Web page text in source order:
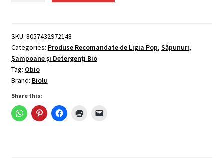
rufe
albe
si
colorate,
portocale,
1L
-
Biolu
SKU: 8057432972148
Categories: Produse Recomandate de Ligia Pop, Săpunuri,
Șampoane și Detergenți Bio
Tag: Obio
Brand: Biolu
Share this: